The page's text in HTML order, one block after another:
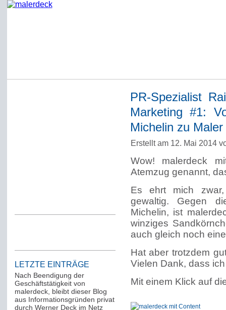
LETZTE EINTRÄGE
Nach Beendigung der
Geschäftstätigkeit von
malerdeck, bleibt dieser Blog
aus Informationsgründen privat
durch Werner Deck im Netz
PR-Spezialist
Marketing #1:
Michelin zu Maler
Erstellt am 12. Mai 2014
Wow! malerdeck
Atemzug genannt,
Es ehrt mich
gewaltig. Gegen
Michelin, ist
winziges
auch gleich noch
Hat aber trotzdem
Vielen Dank, dass
Mit einem Klick auf